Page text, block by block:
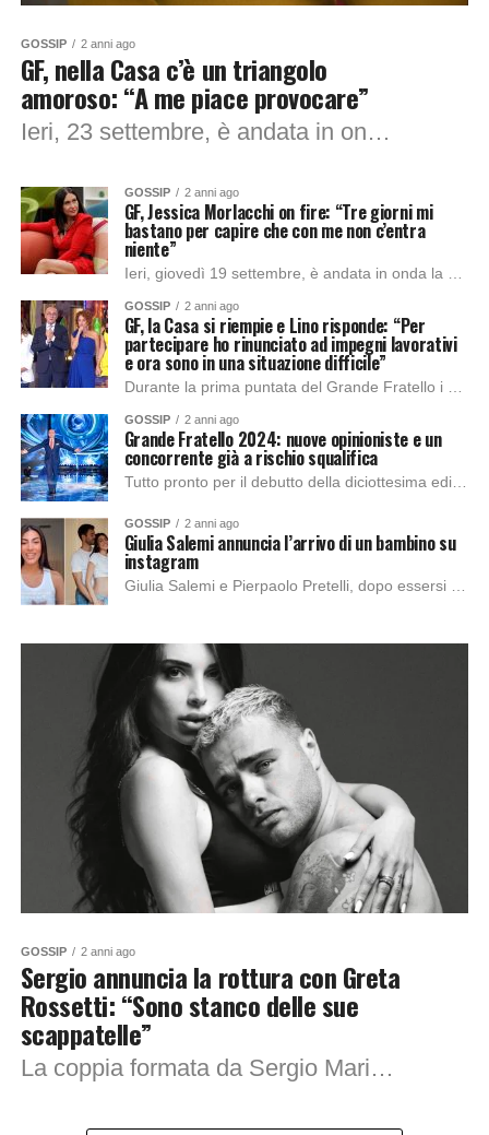
GOSSIP 2 anni ago
GF, nella Casa c’è un triangolo
amoroso: “A me piace provocare”
Ieri, 23 settembre, è andata in onda la terza puntata del Grande Fratello con Alfonso Signorini affiancato da Cesara, Beatrice e Rebecca. IL TRIANGOLO TRA SHAILA,...
GOSSIP 2 anni ago
GF, Jessica Morlacchi on fire: “Tre giorni mi
bastano per capire che con me non c’entra
niente”
Ieri, giovedì 19 settembre, è andata in onda la seconda puntata del Grande Fratello, condotto da Alfonso Signorini. Dopo aver mostrato a Jessica Morlacchi dei fermo...
GOSSIP 2 anni ago
GF, la Casa si riempie e Lino risponde: “Per
partecipare ho rinunciato ad impegni lavorativi
e ora sono in una situazione difficile”
Durante la prima puntata del Grande Fratello i concorrenti hanno fatto il loro ingresso. IL DESTINO DI LINO GIULIANO Dopo l’incontro tra opinioniste, Rebecca Staffelli e...
GOSSIP 2 anni ago
Grande Fratello 2024: nuove opinioniste e un
concorrente già a rischio squalifica
Tutto pronto per il debutto della diciottesima edizione del Grande Fratello, che parte questa sera, lunedì 16 settembre, in prima serata su Canale 5. I PARTECIPANTI...
GOSSIP 2 anni ago
Giulia Salemi annuncia l’arrivo di un bambino su
instagram
Giulia Salemi e Pierpaolo Pretelli, dopo essersi conosciuti al Grande Fratello Vip hanno sin da subito dimostrato un’eccezionale e rara chimica reciproca; tanto da formare coppia...
GOSSIP 2 anni ago
Sergio annuncia la rottura con Greta
Rossetti: “Sono stanco delle sue
scappatelle”
La coppia formata da Sergio Maria D’Ottavi e Greta Rossetti non esiste più. La notizia è stata annunciata direttamente da Sergio attraverso una stories su Instagram,...